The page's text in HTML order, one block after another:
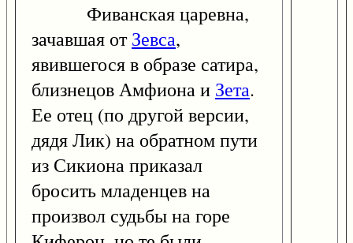
Фиванская царевна,
зачавшая отЗевса,
явившегося в образе сатира,
близнецов Амфиона и Зета.
Ее отец (по другой версии,
дядя Лик) на обратном пути
из Сикиона приказал
бросить младенцев на
произвол судьбы на горе